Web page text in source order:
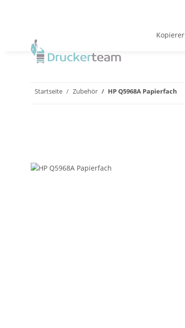
Kopierer
Startseite Zubehör HP Q5968A Papierfach